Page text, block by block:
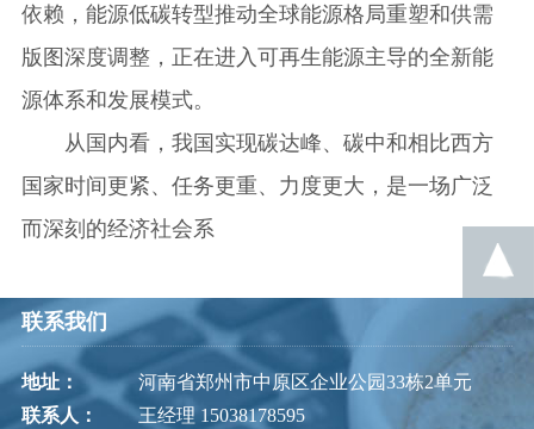
依赖，能源低碳转型推动全球能源格局重塑和供需
版图深度调整，正在进入可再生能源主导的全新能
源体系和发展模式。
从国内看，我国实现碳达峰、碳中和相比西方
国家时间更紧、任务更重、力度更大，是一场广泛
而深刻的经济社会系
联系我们
地址：
河南省郑州市中原区企业公园33栋2单元
联系人：
王经理 15038178595